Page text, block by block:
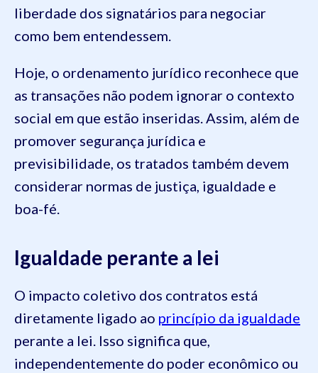
liberdade dos signatários para negociar
como bem entendessem.
Hoje, o ordenamento jurídico reconhece que
as transações não podem ignorar o contexto
social em que estão inseridas. Assim, além de
promover segurança jurídica e
previsibilidade, os tratados também devem
considerar normas de justiça, igualdade e
boa-fé.
Igualdade perante a lei
O impacto coletivo dos contratos está
diretamente ligado ao princípio da igualdade
perante a lei. Isso significa que,
independentemente do poder econômico ou